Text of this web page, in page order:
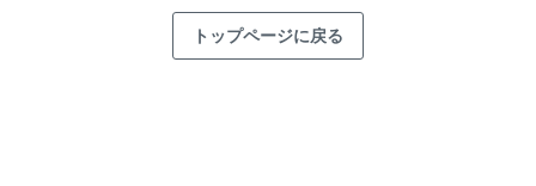
トップページに戻る